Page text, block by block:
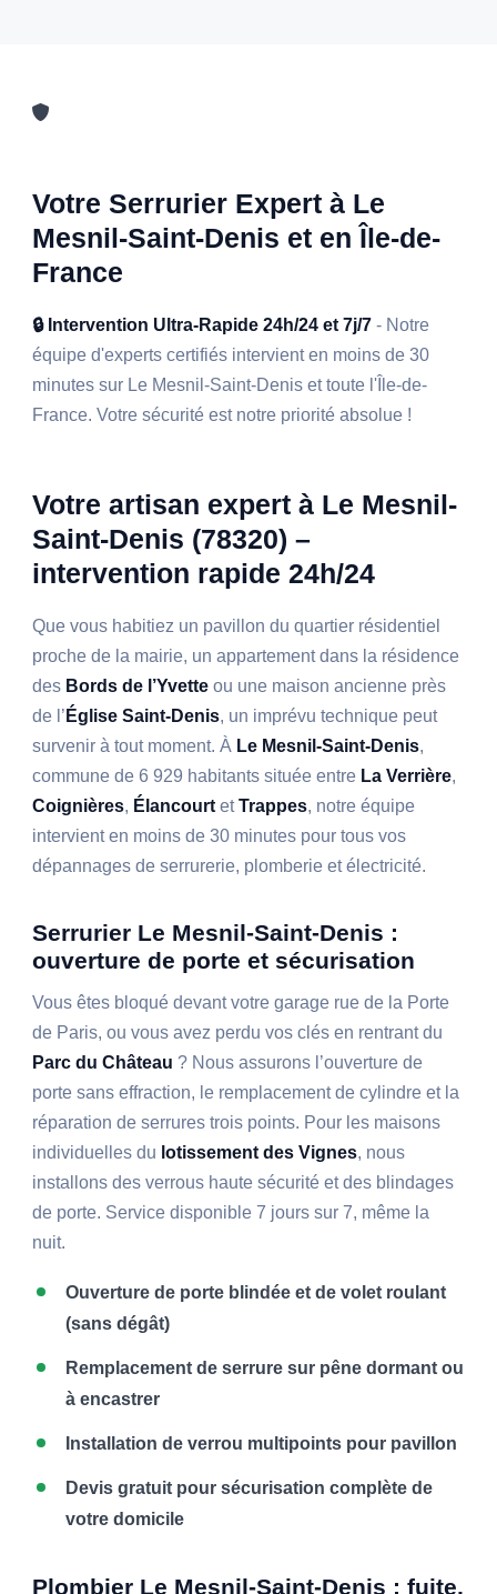
Votre Serrurier Expert à Le
Mesnil-Saint-Denis et en Île-de-
France
🔒 Intervention Ultra-Rapide 24h/24 et 7j/7 - Notre
équipe d'experts certifiés intervient en moins de 30
minutes sur Le Mesnil-Saint-Denis et toute l'Île-de-
France. Votre sécurité est notre priorité absolue !
Votre artisan expert à Le Mesnil-
Saint-Denis (78320) –
intervention rapide 24h/24
Que vous habitiez un pavillon du quartier résidentiel
proche de la mairie, un appartement dans la résidence
des Bords de l’Yvette ou une maison ancienne près
de l’ Église Saint-Denis, un imprévu technique peut
survenir à tout moment. À Le Mesnil-Saint-Denis,
commune de 6 929 habitants située entre La Verrière,
Coignières, ÉlancourtetTrappes, notre équipe
intervient en moins de 30 minutes pour tous vos
dépannages de serrurerie, plomberie et électricité.
Serrurier Le Mesnil-Saint-Denis :
ouverture de porte et sécurisation
Vous êtes bloqué devant votre garage rue de la Porte
de Paris, ou vous avez perdu vos clés en rentrant du
Parc du Château ? Nous assurons l’ouverture de
porte sans effraction, le remplacement de cylindre et la
réparation de serrures trois points. Pour les maisons
individuelles du lotissement des Vignes, nous
installons des verrous haute sécurité et des blindages
de porte. Service disponible 7 jours sur 7, même la
nuit.
Ouverture de porte blindée et de volet roulant
(sans dégât)
Remplacement de serrure sur pêne dormant ou
à encastrer
Installation de verrou multipoints pour pavillon
Devis gratuit pour sécurisation complète de
votre domicile
Plombier Le Mesnil-Saint-Denis : fuite,